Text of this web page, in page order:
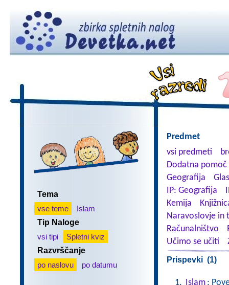
Tema
vse teme
Islam
Tip Naloge
vsi tipi
Spletni kviz
Razvrščanje
po naslovu
po datumu
Predmet
vsi predmeti
Dodatna
Geografija
IP: Geografija
Kemija
Naravoslovje in
Računalništvo
Učimo se učiti
Prispevki (1)
Islam :